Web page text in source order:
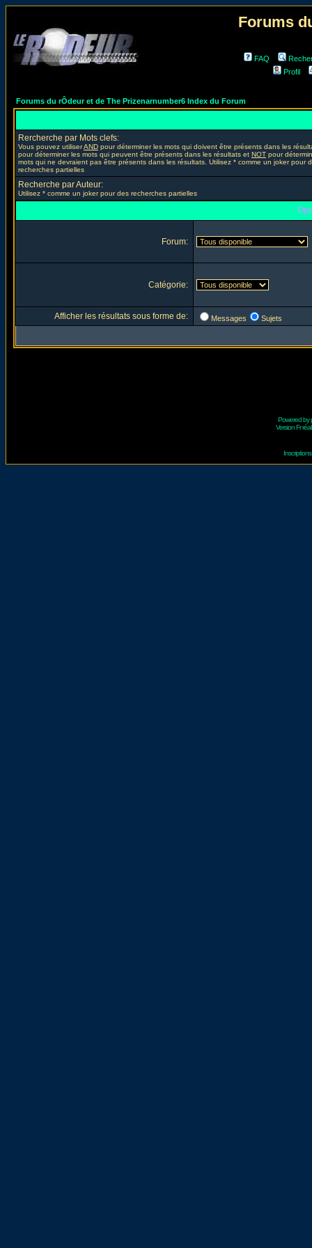
Forums
FAQ
Profil
Forums du rÔdeur et de The Prizenarnumber6 Index du Forum
Rercherche par Mots clefs:
Vous pouvez utiliserAND pour déterminer les mots qui doivent être présents dans les
pour déterminer les mots qui peuvent être présents dans les résultats et NOT pour
mots qui ne devraient pas être présents dans les résultats. Utilisez * comme un joker pour
recherches partielles
Recherche par Auteur:
Utilisez * comme un joker pour des recherches partielles
Forum:
Catégorie:
Afficher les résultats sous forme de: Messages Sujets
Powered by
Version Fr